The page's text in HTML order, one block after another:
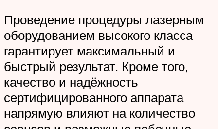
Проведение процедуры лазерным
оборудованием высокого класса
гарантирует максимальный и
быстрый результат. Кроме того,
качество и надёжность
сертифицированного аппарата
напрямую влияют на количество